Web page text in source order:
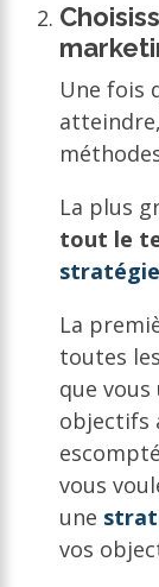
Une fois
La plus
tout le
La
toutes
que
objectifs
vous
une
vos